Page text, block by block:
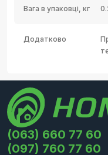
Вага в упаковці, кг
Додатково
(063) 660 77 60
(097) 760 77 60